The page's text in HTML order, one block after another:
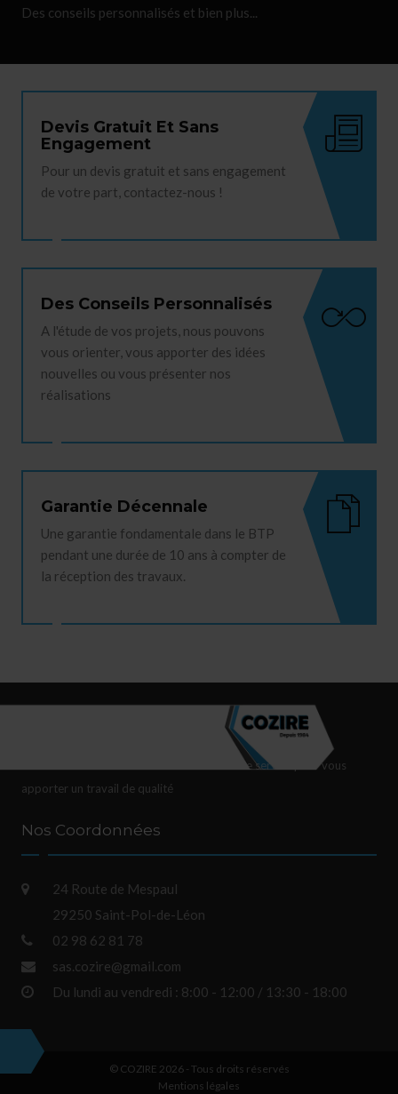
Des conseils personnalisés et bien plus...
Devis Gratuit Et Sans
Engagement
Pour un devis gratuit et sans engagement
de votre part, contactez-nous !
Des Conseils Personnalisés
A l'étude de vos projets, nous pouvons
vous orienter, vous apporter des idées
nouvelles ou vous présenter nos
réalisations
Garantie Décennale
Une garantie fondamentale dans le BTP
pendant une durée de 10 ans à compter de
la réception des travaux.
Nous mettons tout notre savoir-faire à votre service pour vous
apporter un travail de qualité
Nos Coordonnées
24 Route de Mespaul
29250 Saint-Pol-de-Léon
02 98 62 81 78
sas.cozire@gmail.com
Du lundi au vendredi : 8:00 - 12:00 / 13:30 - 18:00
© COZIRE 2026 - Tous droits réservés
Mentions légales